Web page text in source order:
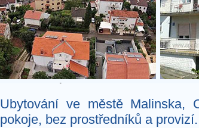
1
Ubytování ve městě Malinska,
pokoje, bez prostředníků a